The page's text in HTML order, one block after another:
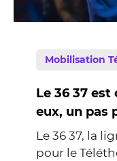
Mobilisation
Le 36 37
eux, un pas
Le 36 37, la
pour le